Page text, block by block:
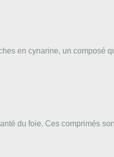
en cynarine, un composé
du foie. Ces comprimés